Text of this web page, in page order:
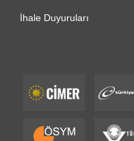
İhale Duyuruları